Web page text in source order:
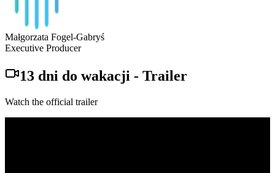
Małgorzata Fogel-Gabryś
Executive Producer
13 dni do wakacji - Trailer
Watch the official trailer